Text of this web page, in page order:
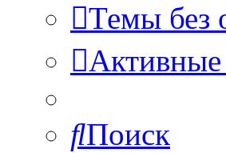
Темы без
Поиск